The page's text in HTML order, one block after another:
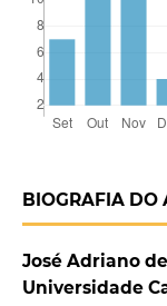
BIOGRAFIA DO
José Adriano
Universidade